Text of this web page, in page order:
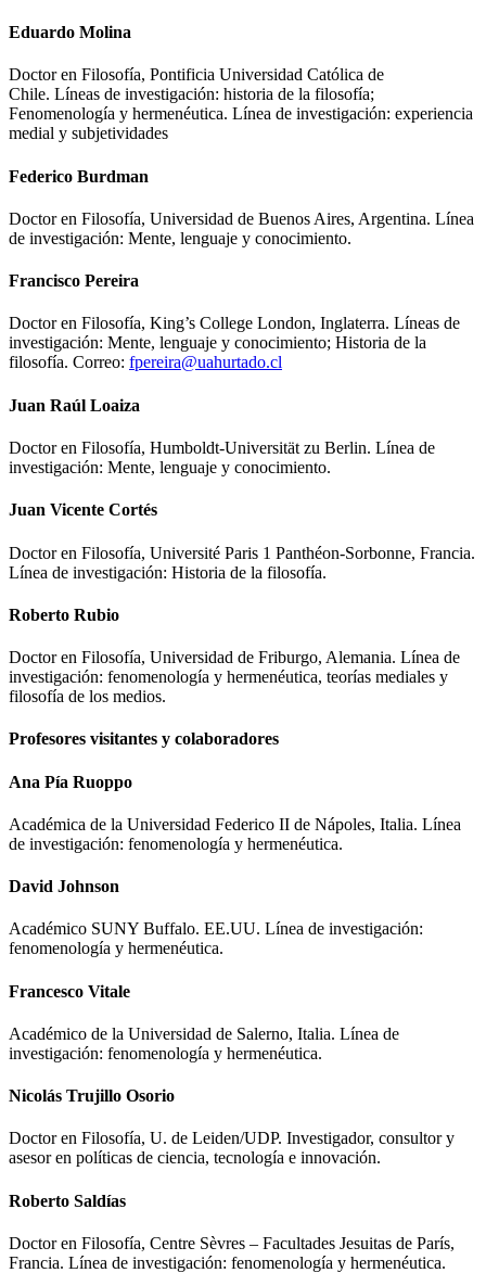
Eduardo Molina
Doctor en Filosofía, Pontificia Universidad Católica de
Chile. Líneas de investigación: historia de la filosofía;
Fenomenología y hermenéutica. Línea de investigación: experiencia
medial y subjetividades
Federico Burdman
Doctor en Filosofía, Universidad de Buenos Aires, Argentina. Línea
de investigación: Mente, lenguaje y conocimiento.
Francisco Pereira
Doctor en Filosofía, King’s College London, Inglaterra. Líneas de
investigación: Mente, lenguaje y conocimiento; Historia de la
filosofía. Correo: fpereira@uahurtado.cl
Juan Raúl Loaiza
Doctor en Filosofía, Humboldt-Universität zu Berlin. Línea de
investigación: Mente, lenguaje y conocimiento.
Juan Vicente Cortés
Doctor en Filosofía, Université Paris 1 Panthéon-Sorbonne, Francia.
Línea de investigación: Historia de la filosofía.
Roberto Rubio
Doctor en Filosofía, Universidad de Friburgo, Alemania. Línea de
investigación: fenomenología y hermenéutica, teorías mediales y
filosofía de los medios.
Profesores visitantes y colaboradores
Ana Pía Ruoppo
Académica de la Universidad Federico II de Nápoles, Italia. Línea
de investigación: fenomenología y hermenéutica.
David Johnson
Académico SUNY Buffalo. EE.UU. Línea de investigación:
fenomenología y hermenéutica.
Francesco Vitale
Académico de la Universidad de Salerno, Italia. Línea de
investigación: fenomenología y hermenéutica.
Nicolás Trujillo Osorio
Doctor en Filosofía, U. de Leiden/UDP. Investigador, consultor y
asesor en políticas de ciencia, tecnología e innovación.
Roberto Saldías
Doctor en Filosofía, Centre Sèvres – Facultades Jesuitas de París,
Francia. Línea de investigación: fenomenología y hermenéutica.